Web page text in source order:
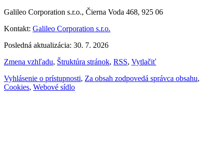
Galileo Corporation s.r.o., Čierna Voda 468, 925 06
Kontakt: Galileo Corporation s.r.o.
Posledná aktualizácia: 30. 7. 2026
Zmena vzhľadu, Štruktúra stránok, RSS, Vytlačiť
Vyhlásenie o prístupnosti, Za obsah zodpovedá správca obsahu,
Cookies, Webové sídlo